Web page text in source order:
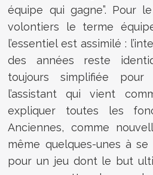
équipe qui gagne”. Pour
volontiers le terme
l’essentiel est assimilé :
des années reste
toujours simplifiée
l’assistant qui vient
expliquer toutes les
Anciennes, comme
même quelques-unes à
pour un jeu dont le but